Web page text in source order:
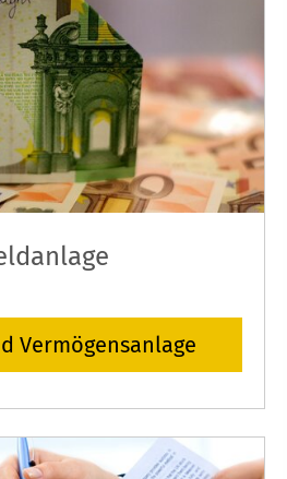
Vermögensanlage